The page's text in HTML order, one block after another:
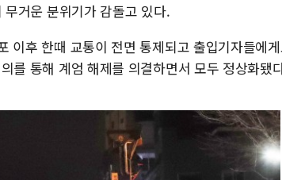
윤준병·이해민
'호우·산사태 주
여야, 황희 '버스
거운 분위기가 감돌고 있다.
이후 한때 교통이 전면 통제되고 출입기자들에
를 통해 계엄 해제를 의결하면서 모두 정상화됐